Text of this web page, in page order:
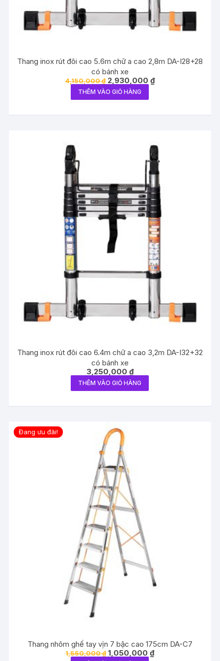
Thang inox rút đôi cao 5.6m chữ a cao 2,8m DA-I28+28
có bánh xe
4,150,000₫ Giá
gốc
là:
4,150,000 ₫.
2,930,000 ₫Giá
hiện
THÊM VÀO GIỎ HÀNG
Thang inox rút đôi cao 6.4m chữ a cao 3,2m DA-I32+32
có bánh xe
3,250,000 ₫
THÊM VÀO GIỎ HÀNG
Đang ưu đãi!
Thang nhôm ghế tay vịn 7 bậc cao 175cm DA-C7
1,550,000₫ Giá
1,050,000₫Giá